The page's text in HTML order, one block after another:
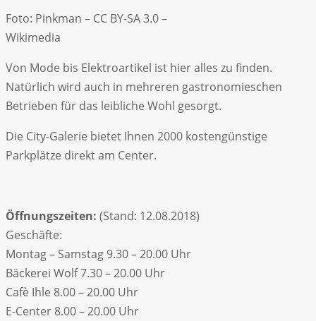
Foto: Pinkman – CC BY-SA 3.0 –
Wikimedia
Von Mode bis Elektroartikel ist hier alles zu finden.
Natürlich wird auch in mehreren gastronomieschen
Betrieben für das leibliche Wohl gesorgt.
Die City-Galerie bietet Ihnen 2000 kostengünstige
Parkplätze direkt am Center.
Öffnungszeiten: (Stand: 12.08.2018)
Geschäfte:
Montag – Samstag 9.30 – 20.00 Uhr
Bäckerei Wolf 7.30 – 20.00 Uhr
Cafè Ihle 8.00 – 20.00 Uhr
E-Center 8.00 – 20.00 Uhr